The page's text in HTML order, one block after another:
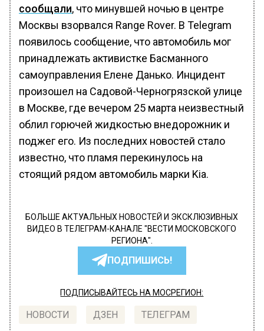
сообщали, что минувшей ночью в центре
Москвы взорвался Range Rover. В Telegram
появилось сообщение, что автомобиль мог
принадлежать активистке Басманного
самоуправления Елене Данько. Инцидент
произошел на Садовой-Черногрязской улице
в Москве, где вечером 25 марта неизвестный
облил горючей жидкостью внедорожник и
поджег его. Из последних новостей стало
известно, что пламя перекинулось на
стоящий рядом автомобиль марки Kia.
БОЛЬШЕ АКТУАЛЬНЫХ НОВОСТЕЙ И ЭКСКЛЮЗИВНЫХ
ВИДЕО В ТЕЛЕГРАМ-КАНАЛЕ "ВЕСТИ МОСКОВСКОГО
РЕГИОНА".
ПОДПИШИСЬ!
ПОДПИСЫВАЙТЕСЬ НА МОСРЕГИОН:
НОВОСТИ ДЗЕН ТЕЛЕГРАМ